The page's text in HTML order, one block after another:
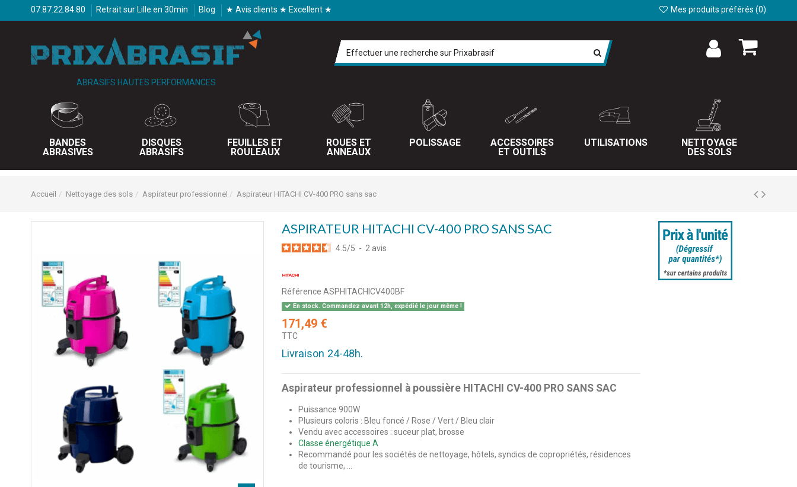
07.87.22.84.80 Retrait sur Lille en 30min Blog ★ Avis clients ★ Excellent ★ Mes produits préférés (0)
ABRASIFS HAUTES PERFORMANCES
BANDES
ABRASIVES
DISQUES
ABRASIFS
FEUILLES ET
ROULEAUX
ROUES ET
ANNEAUX
POLISSAGE
ACCESSOIRES
ET OUTILS
UTILISATIONS
NETTOYAGE
DES SOLS
Accueil Nettoyage des sols Aspirateur professionnel Aspirateur HITACHI CV-400 PRO sans sac
ASPIRATEUR HITACHI CV-400 PRO SANS SAC
4.5/5 - 2 avis
Référence ASPHITACHICV400BF
En stock. Commandez avant 12h, expédié le jour même !
171,49 €
TTC
Livraison 24-48h.
Aspirateur professionnel à poussière HITACHI CV-400 PRO SANS SAC
Puissance 900W
Plusieurs coloris : Bleu foncé / Rose / Vert / Bleu clair
Vendu avec accessoires : suceur plat, brosse
Classe énergétique A
Recommandé pour les sociétés de nettoyage, hôtels, syndics de copropriétés, résidences
de tourisme, ...